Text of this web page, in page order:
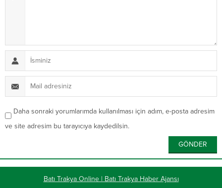
Daha sonraki yorumlarımda kullanılması için adım, e-posta adresim
ve site adresim bu tarayıcıya kaydedilsin.
Batı Trakya Online | Batı Trakya Haber Ajansı